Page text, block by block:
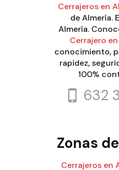
Cerrajeros en
de Almería.
Almería.
Cerrajero
conocimiento,
rapidez,
100%
632
Zonas de
Cerrajeros en